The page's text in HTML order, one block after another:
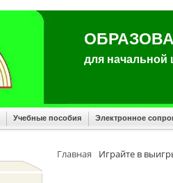
для
Учебные пособия Электронное
Главная Играйте в